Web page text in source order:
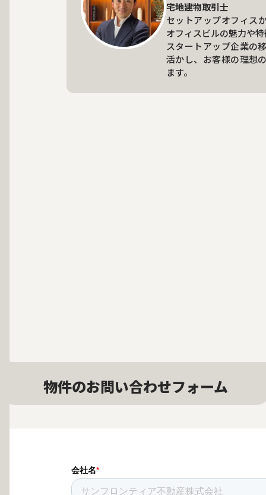
宅地建物取引士
セットアップオフィス
オフィスビルの魅力や
スタートアップ企業の
活かし、お客様の理想
ます。
物件のお問い合わせフォーム